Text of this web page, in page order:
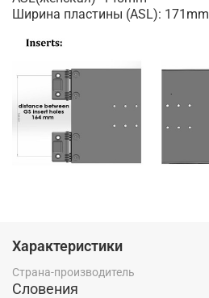
Ширина пластины (ASL): 171mm
Характеристики
Страна-производитель
Словения